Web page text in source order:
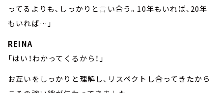
ってるよりも、しっかりと言い合う。10年もいれば、20年
もいれば…」
REINA
「はい！わかってくるから！」
お互いをしっかりと理解し、リスペクトし合ってきたから